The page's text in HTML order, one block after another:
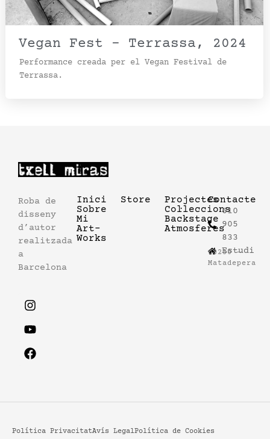
Vegan Fest – Terrassa, 2024
Performance creada per el Vegan Festival de
Terrassa.
Roba de
disseny
d’autor
realitzada
a
Barcelona
Inici
Sobre
Mi
Art-
Works
Store
Projectes
Col·leccions
Backstage
Atmosferes
Contacte
610
905
833
Estudi
08230 –
Matadepera
Política PrivacitatAvís LegalPolítica de Cookies